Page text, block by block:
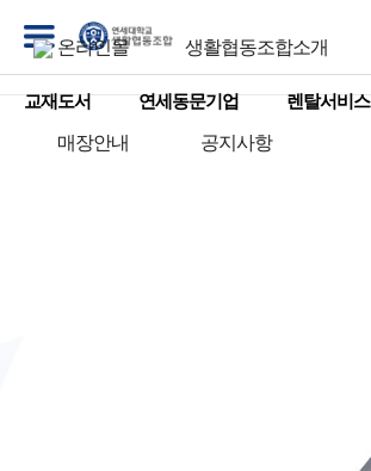
교재도서 연세동문기업 렌탈서비스
온라인몰 생활협동조합소개
매장안내 공지사항